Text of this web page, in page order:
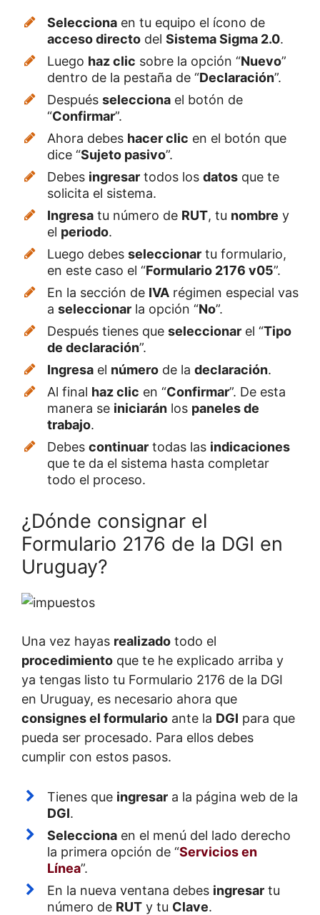
Selecciona en tu equipo el ícono de
acceso directo del Sistema Sigma 2.0.
Luego haz clic sobre la opción “Nuevo”
dentro de la pestaña de “Declaración”.
Después selecciona el botón de
“Confirmar”.
Ahora debes hacer clic en el botón que
dice “Sujeto pasivo”.
Debes ingresar todos los datos que te
solicita el sistema.
Ingresa tu número de RUT, tu nombre y
el periodo.
Luego debes seleccionar tu formulario,
en este caso el “Formulario 2176 v05”.
En la sección de IVA régimen especial vas
a seleccionar la opción “No”.
Después tienes que seleccionar el “Tipo
de declaración”.
Ingresa el número de la declaración.
Al final haz clic en “Confirmar”. De esta
manera se iniciarán los paneles de
trabajo.
Debes continuar todas las indicaciones
que te da el sistema hasta completar
todo el proceso.
¿Dónde consignar el
Formulario 2176 de la DGI en
Uruguay?
Una vez hayas realizado todo el
procedimiento que te he explicado arriba y
ya tengas listo tu Formulario 2176 de la DGI
en Uruguay, es necesario ahora que
consignes el formulario ante la DGI para que
pueda ser procesado. Para ellos debes
cumplir con estos pasos.
Tienes que ingresar a la página web de la
DGI.
Selecciona en el menú del lado derecho
la primera opción de “Servicios en
Línea”.
En la nueva ventana debes ingresar tu
número de RUT y tu Clave.